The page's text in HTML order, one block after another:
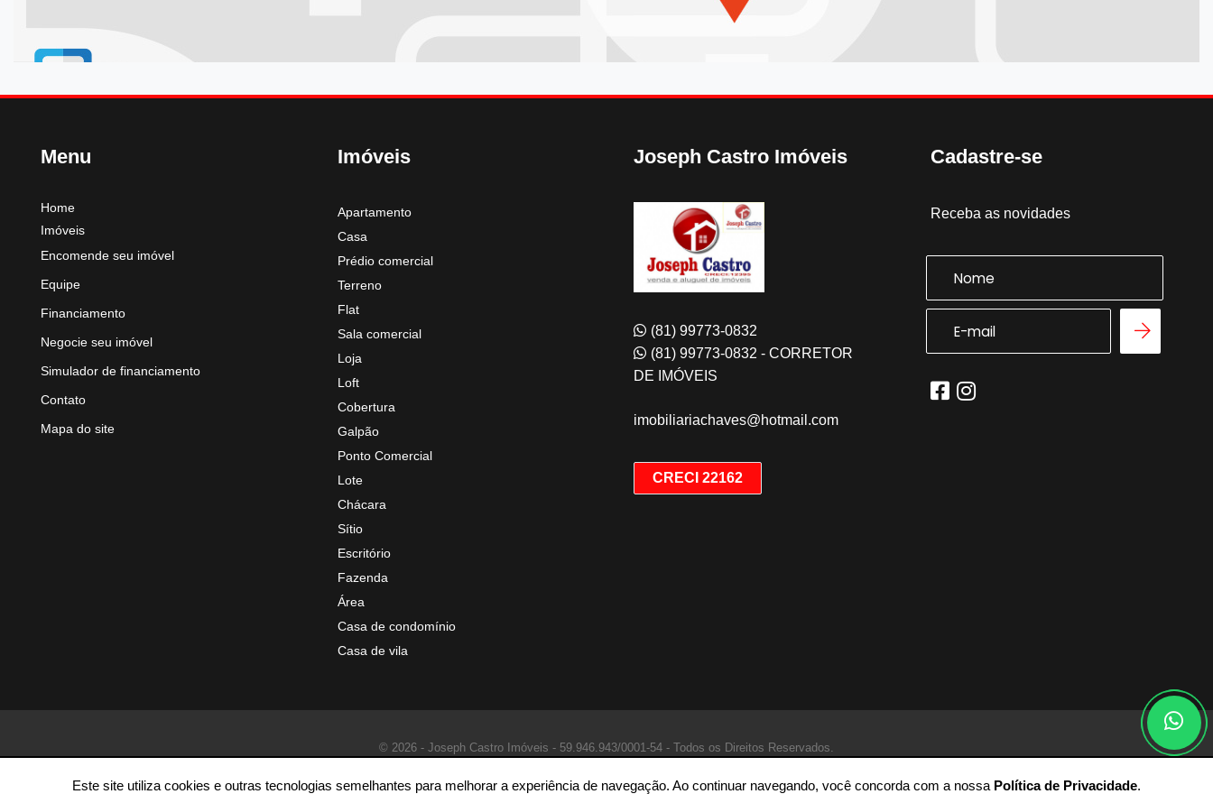
Menu
Home
Imóveis
Encomende seu imóvel
Equipe
Financiamento
Negocie seu imóvel
Simulador de financiamento
Contato
Mapa do site
Imóveis
Apartamento
Casa
Prédio comercial
Terreno
Flat
Sala comercial
Loja
Loft
Cobertura
Galpão
Ponto Comercial
Lote
Chácara
Sítio
Escritório
Fazenda
Área
Casa de condomínio
Casa de vila
Joseph Castro Imóveis
(81) 99773-0832
(81) 99773-0832 - CORRETOR
DE IMÓVEIS
imobiliariachaves@hotmail.com
CRECI 22162
Cadastre-se
Receba as novidades
© 2026 - Joseph Castro Imóveis - 59.946.943/0001-54 - Todos os Direitos Reservados.
Este site utiliza cookies e outras tecnologias semelhantes para melhorar a experiência de navegação. Ao continuar navegando, você concorda com a nossa Política de Privacidade.